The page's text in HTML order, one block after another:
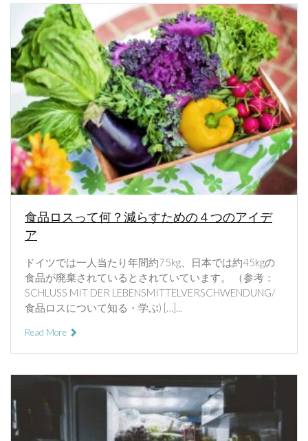
食品ロスって何？減らすための４つのアイデ
ア
ドイツでは一人当たり年間約75kg、日本では約45kgの
食品が廃棄されているとされていています。 （参考：
SCHLUSS MIT DER LEBENSMITTELVERSCHWENDUNG/
食品ロスについて知る・学ぶ) […]...
Read More